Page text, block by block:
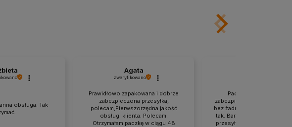
obsługa. Tak
Agata
zweryfikowano
Prawidłowo zapakowana i dobrze
zabezpieczona przesyłka,
polecam,Pierwszorzędna jakość
obsługi klienta. Polecam.
Otrzymałam paczkę w ciągu 48
Paczka była
zabezpieczona. Szybko,
bez żadnych problemów.
tak. Bardzo sprawnie
przesyłka.Bardzo szybka